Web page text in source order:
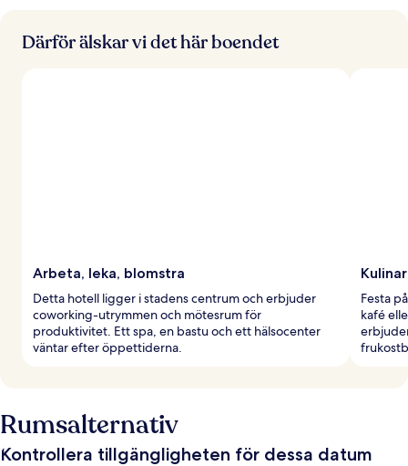
Därför älskar vi det här boendet
Arbeta, leka, blomstra
Detta hotell ligger i stadens centrum och erbjuder
coworking-utrymmen och mötesrum för
produktivitet. Ett spa, en bastu och ett hälsocenter
väntar efter öppettiderna.
Festa
kafé
Rumsalternativ
Kontrollera tillgängligheten för dessa datum